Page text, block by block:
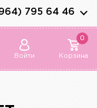
795 64 46
Войти
0
Корзина